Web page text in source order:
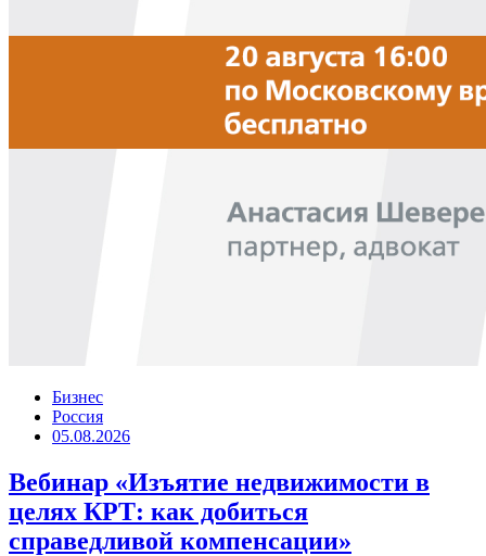
Бизнес
Россия
05.08.2026
Вебинар «Изъятие недвижимости в
целях КРТ: как добиться
справедливой компенсации»